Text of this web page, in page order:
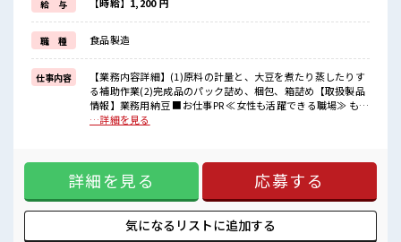
新しいことにチャレンジするのは不安だけど、
しっかり働く環境が整っています！
イチからスキルUP・ステップUP目指していきましょう！
≪様々なお仕事をご提案≫
一人で悩まず気軽に相談できる、
派遣のお仕事です！
■職場の雰囲気
ロッカーあり！
安心してお仕事に集中♪
残業多め！
稼ぎたい方は必見！
給 与
職 種 食品製造
仕事内容
【業務内容詳細】(1)原料の計量と、大豆を煮たり蒸したりす
る補助作業(2)完成品のパック詰め、梱包、箱詰め【取扱製品
情報】業務用納豆 ■お仕事PR ≪女性も活躍できる職場≫ もち
ろん男性の応募も歓迎です！ ≪残業で稼げる≫ 高収入を希望
初めての仕事だけど自分にもできそう≫ 新しいことにチャレ
ンジするのは不安だけど、 しっかり働く環境が整っていま
す！ イチからスキルUP・ステップUP目指していきましょ
う！ ≪様々なお仕事をご提案≫ 一人で悩まず気軽に相談でき
る、 派遣のお仕事です！ ■職場の雰囲気 女性も活躍しやすい
雰囲気の職場です！ 一息つける休憩スペースもあります！ ロ
…詳細を見る
詳細を見る 応募する
気になるリストに追加する